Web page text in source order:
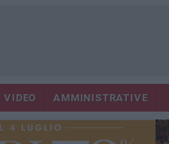
VIDEO AMMINISTRATIVE